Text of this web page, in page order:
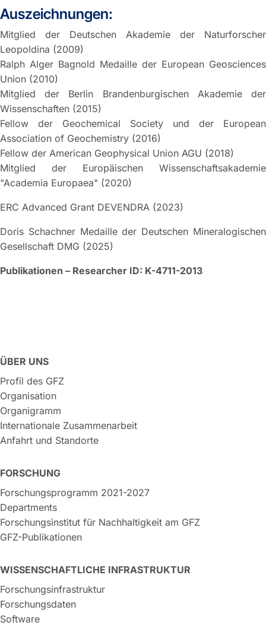
Auszeichnungen:
Mitglied der Deutschen Akademie der Naturforscher
Leopoldina (2009)
Ralph Alger Bagnold Medaille der European Geosciences
Union (2010)
Mitglied der Berlin Brandenburgischen Akademie der
Wissenschaften (2015)
Fellow der Geochemical Society und der European
Association of Geochemistry (2016)
Fellow der American Geophysical Union AGU (2018)
Mitglied der Europäischen Wissenschaftsakademie
"Academia Europaea" (2020)
ERC Advanced Grant DEVENDRA (2023)
Doris Schachner Medaille der Deutschen Mineralogischen
Gesellschaft DMG (2025)
Publikationen – Researcher ID: K-4711-2013
ÜBER UNS
Profil des GFZ
Organisation
Organigramm
Internationale Zusammenarbeit
Anfahrt und Standorte
FORSCHUNG
Forschungsprogramm 2021-2027
Departments
Forschungsinstitut für Nachhaltigkeit am GFZ
GFZ-Publikationen
WISSENSCHAFTLICHE INFRASTRUKTUR
Forschungsinfrastruktur
Forschungsdaten
Software